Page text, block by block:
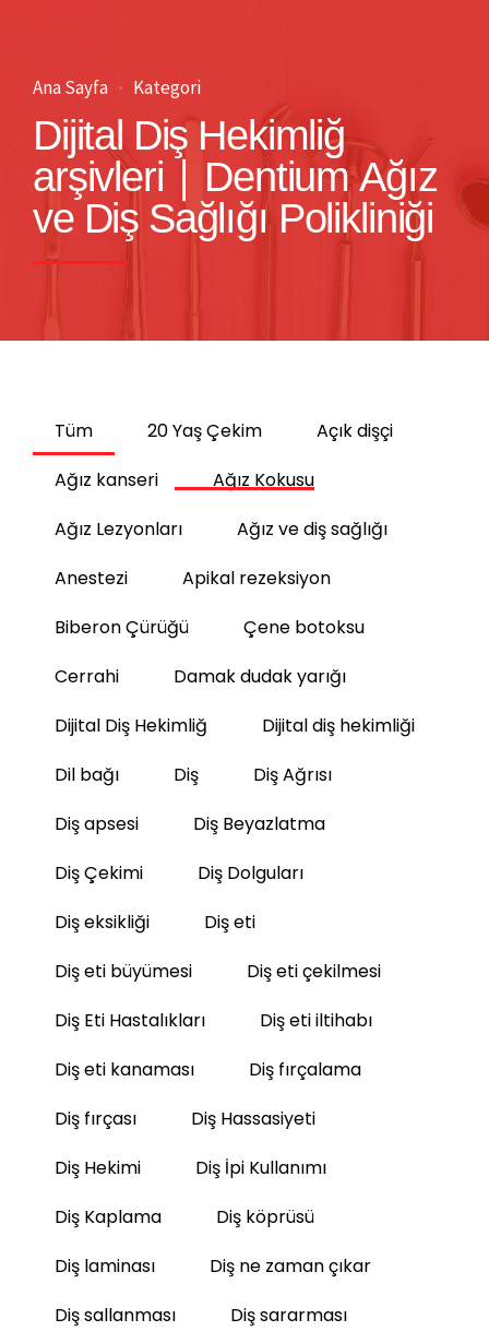
Ana Sayfa Kategori
Dijital Diş Hekimliğ
arşivleri | Dentium Ağız
ve Diş Sağlığı Polikliniği
Tüm 20 Yaş Çekim
Açık dişçi
Ağız kanseri
Ağız Kokusu
Ağız Lezyonları
Ağız ve diş sağlığı
Anestezi
Apikal rezeksiyon
Biberon Çürüğü
Çene botoksu
Cerrahi
Damak dudak yarığı
Dijital Diş Hekimliğ
Dijital diş hekimliği
Dil bağı
Diş
Diş Ağrısı
Diş apsesi
Diş Beyazlatma
Diş Çekimi
Diş Dolguları
Diş eksikliği
Diş eti
Diş eti büyümesi
Diş eti çekilmesi
Diş Eti Hastalıkları
Diş eti iltihabı
Diş eti kanaması
Diş fırçalama
Diş fırçası
Diş Hassasiyeti
Diş Hekimi
Diş İpi Kullanımı
Diş Kaplama
Diş köprüsü
Diş laminası
Diş ne zaman çıkar
Diş sallanması
Diş sararması